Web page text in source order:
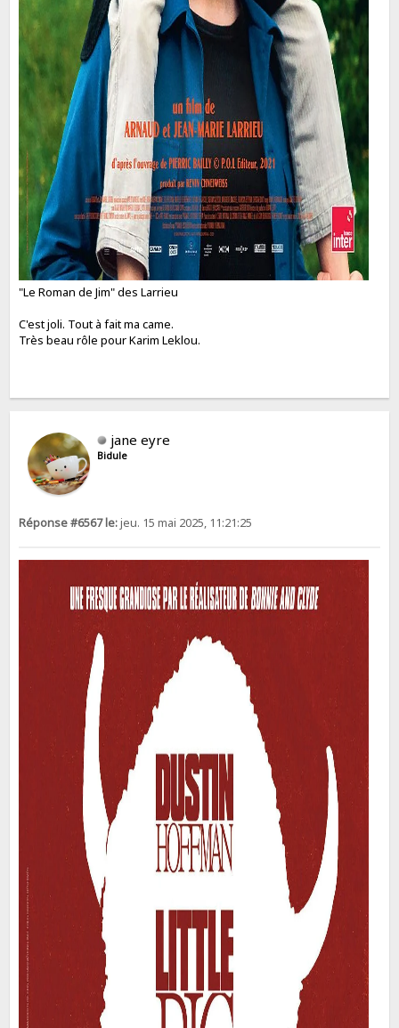
"Le Roman de Jim" des Larrieu
C'est joli. Tout à fait ma came.
Très beau rôle pour Karim Leklou.
jane eyre
Bidule
Réponse #6567 le:jeu. 15 mai 2025, 11:21:25